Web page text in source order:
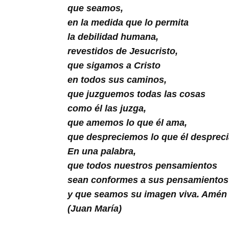
que seamos,
en la medida que lo permita
la debilidad humana,
revestidos de Jesucristo,
que sigamos a Cristo
en todos sus caminos,
que juzguemos todas las cosas
como él las juzga,
que amemos lo que él ama,
que despreciemos lo que él
En una palabra,
que todos nuestros pensamientos
sean conformes a sus pensamientos
y que seamos su imagen viva. Amén
(Juan María)